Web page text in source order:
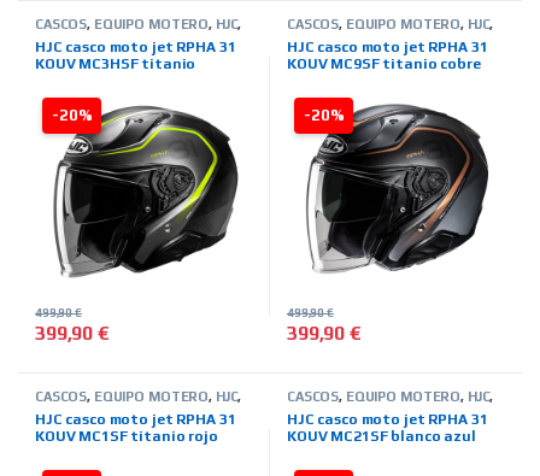
-20%
CASCOS, EQUIPO MOTERO, HJC,
HJC casco moto jet RPHA 31
KOUV MC3HSF titanio
399,90€
499,90€
Este producto tiene múltiples variantes. Las opciones se
-20%
CASCOS, EQUIPO MOTERO, HJC,
HJC casco moto jet RPHA 31
KOUV MC9SF titanio cobre
399,90€
499,90€
Este producto tiene múltiples
CASCOS, EQUIPO MOTERO, HJC,
HJC casco moto jet RPHA 31
KOUV MC1SF titanio rojo
CASCOS, EQUIPO MOTERO, HJC,
HJC casco moto jet RPHA 31
KOUV MC21SF blanco azul